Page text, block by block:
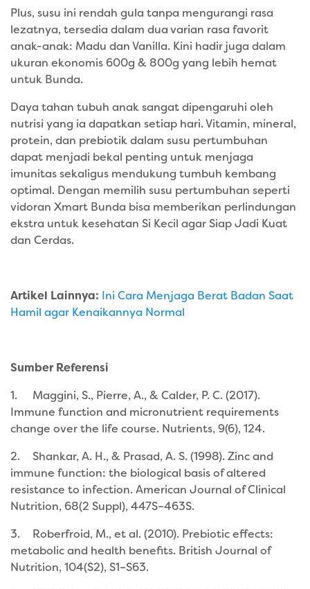
Plus, susu ini rendah gula tanpa mengurangi rasa
lezatnya, tersedia dalam dua varian rasa favorit
anak-anak: Madu dan Vanilla. Kini hadir juga dalam
ukuran ekonomis 600g & 800g yang lebih hemat
untuk Bunda.
Daya tahan tubuh anak sangat dipengaruhi oleh
nutrisi yang ia dapatkan setiap hari. Vitamin, mineral,
protein, dan prebiotik dalam susu pertumbuhan
dapat menjadi bekal penting untuk menjaga
imunitas sekaligus mendukung tumbuh kembang
optimal. Dengan memilih susu pertumbuhan seperti
vidoran Xmart Bunda bisa memberikan perlindungan
ekstra untuk kesehatan Si Kecil agar Siap Jadi Kuat
dan Cerdas.
Artikel Lainnya:
Ini Cara Menjaga Berat Badan Saat
Hamil agar Kenaikannya Normal
Sumber Referensi
1.
Maggini, S., Pierre, A., & Calder, P. C. (2017).
Immune function and micronutrient requirements
change over the life course. Nutrients, 9(6), 124.
2.
Shankar, A. H., & Prasad, A. S. (1998). Zinc and
immune function: the biological basis of altered
resistance to infection. American Journal of Clinical
Nutrition, 68(2 Suppl), 447S–463S.
3.
Roberfroid, M., et al. (2010). Prebiotic effects:
metabolic and health benefits. British Journal of
Nutrition, 104(S2), S1–S63.